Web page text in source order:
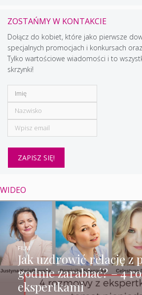
ZOSTAŃMY W KONTAKCIE
Dołącz do kobiet, które jako pierwsze
specjalnych promocjach i konkursach
Tylko wartościowe wiadomości i to
skrzynki!
WIDEO
Jak uzdrowić relację z
godnie zarabiać? – 4
ekspertkami
FILM